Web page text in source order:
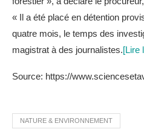
« Il a été placé en détention
quatre mois, le temps des
magistrat à des journalistes.[Lire
Source: https://
NATURE & ENVIRONNEMENT